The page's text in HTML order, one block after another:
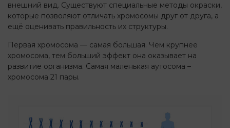
внешний вид. Существуют специальные методы окраски,
которые позволяют отличать хромосомы друг от друга, а
ещё оценивать правильность их структуры.
Первая хромосома — самая большая. Чем крупнее
хромосома, тем больший эффект она оказывает на
развитие организма. Самая маленькая аутосома –
хромосома 21 пары.